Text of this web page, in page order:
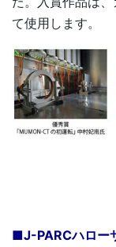
て使用します。
■J-PARCハロー